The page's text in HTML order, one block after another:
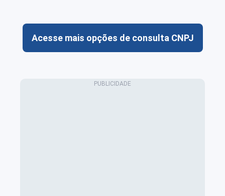
Acesse mais opções de consulta CNPJ